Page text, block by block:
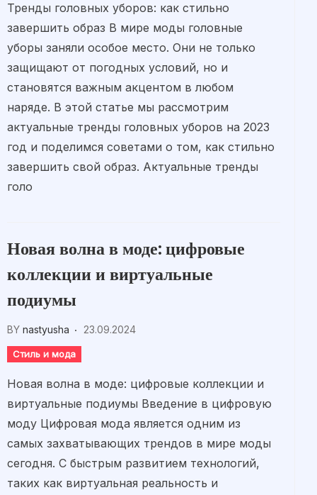
Тренды головных уборов: как стильно
завершить образ В мире моды головные
уборы заняли особое место. Они не только
защищают от погодных условий, но и
становятся важным акцентом в любом
наряде. В этой статье мы рассмотрим
актуальные тренды головных уборов на 2023
год и поделимся советами о том, как стильно
завершить свой образ. Актуальные тренды
голо
Новая волна в моде: цифровые
коллекции и виртуальные
подиумы
BY nastyusha 23.09.2024
Стиль и мода
Новая волна в моде: цифровые коллекции и
виртуальные подиумы Введение в цифровую
моду Цифровая мода является одним из
самых захватывающих трендов в мире моды
сегодня. С быстрым развитием технологий,
таких как виртуальная реальность и